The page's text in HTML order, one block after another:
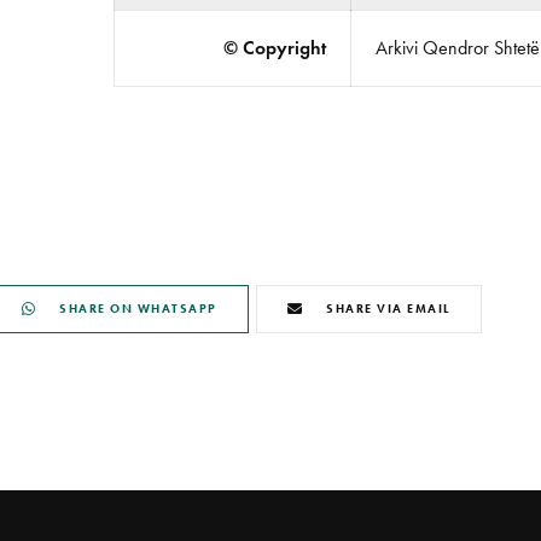
© Copyright Arkivi Qendror
SHARE ON WHATSAPP SHARE VIA EMAIL